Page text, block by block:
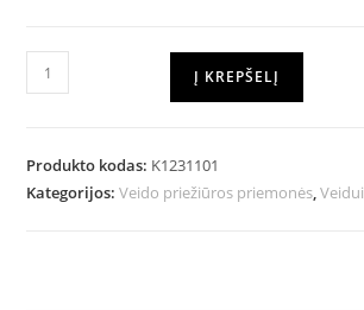
Į KREPŠELĮ
Produkto kodas: K1231101
Kategorijos:Veido priežiūros priemonės,Veidui